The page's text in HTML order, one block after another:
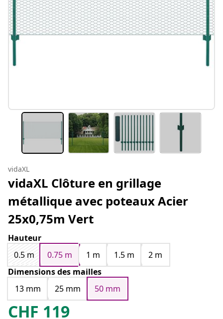
vidaXL
vidaXL Clôture en grillage
métallique avec poteaux Acier
25x0,75m Vert
Hauteur
0.5 m
0.75 m 1 m 1.5 m
2 m
Dimensions des mailles
13 mm
25 mm 50 mm
CHF 119